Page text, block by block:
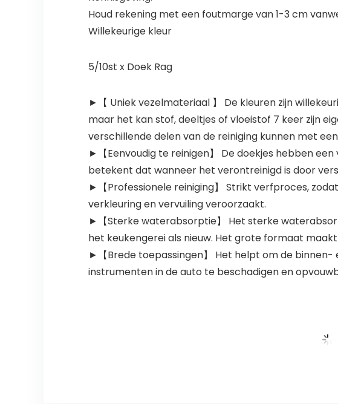
Houd rekening met een foutmarge van 1-3 cm
Willekeurige kleur
5/10st x Doek Rag
►【 Uniek vezelmateriaal 】 De kleuren zijn
maar het kan stof, deeltjes of vloeistof 7 keer zijn
verschillende delen van de reiniging kunnen met
►【Eenvoudig te reinigen】 De doekjes hebben
betekent dat wanneer het verontreinigd is door
►【Professionele reiniging】 Strikt verfproces,
verkleuring en vervuiling veroorzaakt.
►【Sterke waterabsorptie】 Het sterke
het keukengerei als nieuw. Het grote formaat
►【Brede toepassingen】 Het helpt om de
instrumenten in de auto te beschadigen en